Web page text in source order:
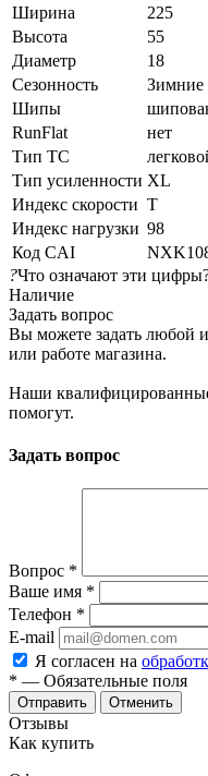
Ширина
225
Высота
55
Диаметр
18
Сезонность
Зимние
Шипы
RunFlat
нет
Тип ТС
Тип усиленности XL
Индекс скорости T
Индекс нагрузки 98
Код CAI
?Что означают эти
Наличие
Задать вопрос
Вы можете задать любой
или работе магазина.
Наши
помогут.
Задать вопрос
Вопрос *
Ваше имя *
Телефон *
E-mail
Я согласен на
* — Обязательные поля
Отменить
Отзывы
Как купить